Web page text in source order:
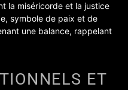
la miséricorde et la justice
symbole de paix et de
une balance, rappelant
ET